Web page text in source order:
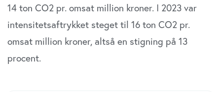
14 ton CO2 pr. omsat million kroner. I 2023 var
intensitetsaftrykket steget til 16 ton CO2 pr.
omsat million kroner, altså en stigning på 13
procent.